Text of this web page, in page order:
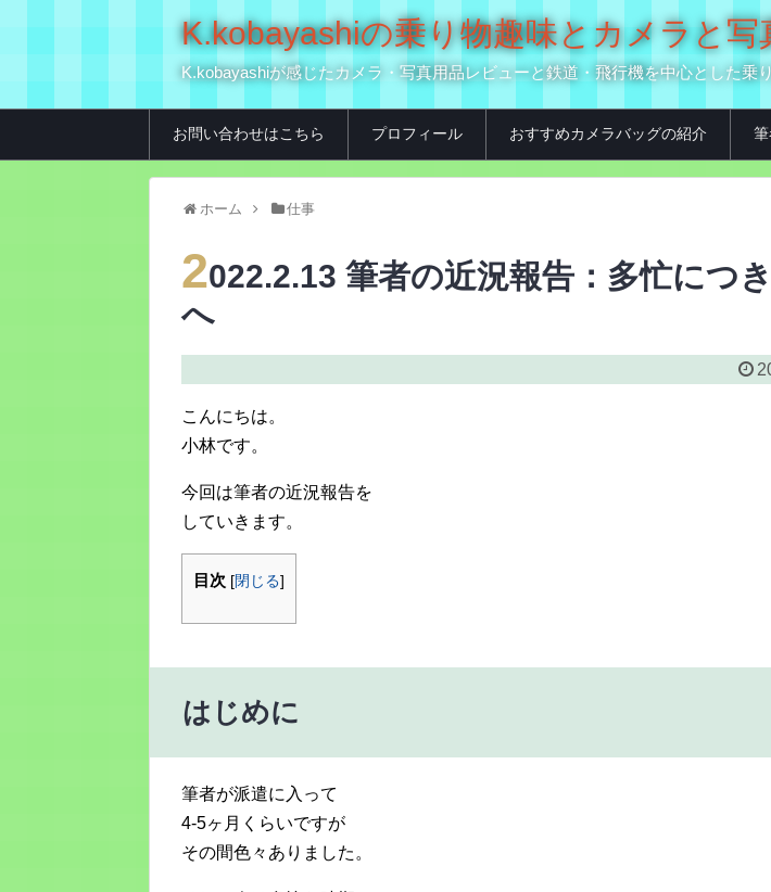
K.kobayashiの乗り物趣味とカメラと
K.kobayashiが感じたカメラ・写真用品レビューと鉄道・飛行機を中心とした乗
お問い合わせはこちら プロフィール おすすめカメラバッグの紹介
ホーム 仕事
2022.2.13 筆者の近況報告：多忙につ
へ
こんにちは。
小林です。
今回は筆者の近況報告を
していきます。
目次 [閉じる]
はじめに
筆者が派遣に入って
4-5ヶ月くらいですが
その間色々ありました。